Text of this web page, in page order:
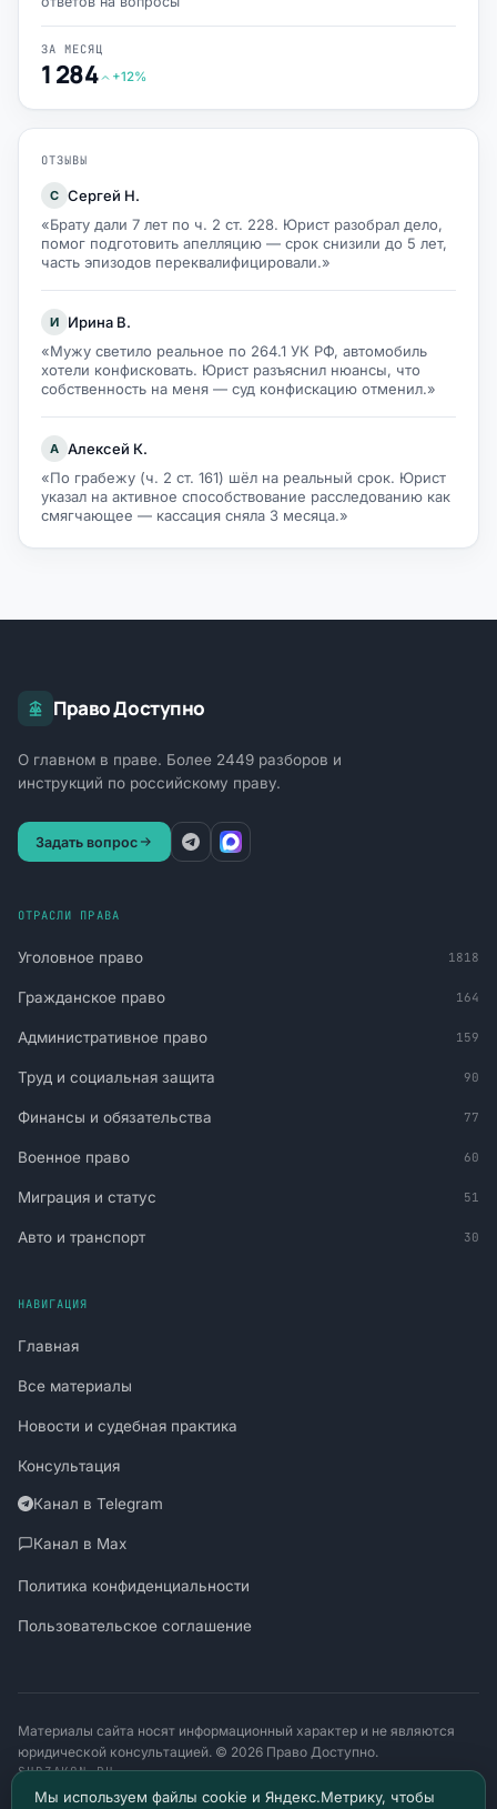
ЗА МЕСЯЦ
1 284 +12%
ОТЗЫВЫ
С Сергей Н.
«Брату дали 7 лет по ч. 2 ст. 228. Юрист разобрал дело,
помог подготовить апелляцию — срок снизили до 5 лет,
часть эпизодов переквалифицировали.»
И
Ирина В.
«Мужу светило реальное по 264.1 УК РФ, автомобиль
хотели конфисковать. Юрист разъяснил нюансы, что
собственность на меня — суд конфискацию отменил.»
А Алексей К.
«По грабежу (ч. 2 ст. 161) шёл на реальный срок. Юрист
указал на активное способствование расследованию как
смягчающее — кассация сняла 3 месяца.»
Право Доступно
О главном в праве. Более 2449 разборов и
инструкций по российскому праву.
Задать вопрос
ОТРАСЛИ ПРАВА
Уголовное право 1818
Гражданское право 164
Административное право 159
Труд и социальная защита 90
Финансы и обязательства 77
Военное право 60
Миграция и статус 51
Авто и транспорт 30
НАВИГАЦИЯ
Главная
Все материалы
Новости и судебная практика
Консультация
Канал в Telegram
Канал в Max
Политика конфиденциальности
Пользовательское соглашение
Материалы сайта носят информационный характер и не являются
юридической консультацией. © 2026 Право Доступно.
SUDZAKON.RU
Оператор персональных данных: ООО «ЯЛАНЖИ И ПАРТНЕРЫ»
Мы используем файлы cookie и Яндекс.Метрику, чтобы